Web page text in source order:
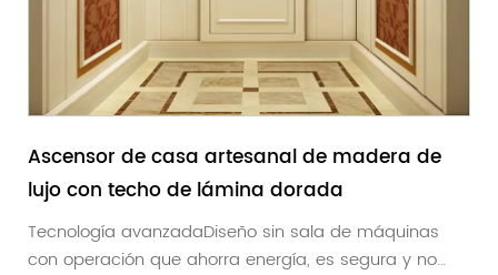
Ascensor de casa artesanal de madera de
lujo con techo de lámina dorada
Tecnología avanzadaDiseño sin sala de máquinas
con operación que ahorra energía, es segura y no